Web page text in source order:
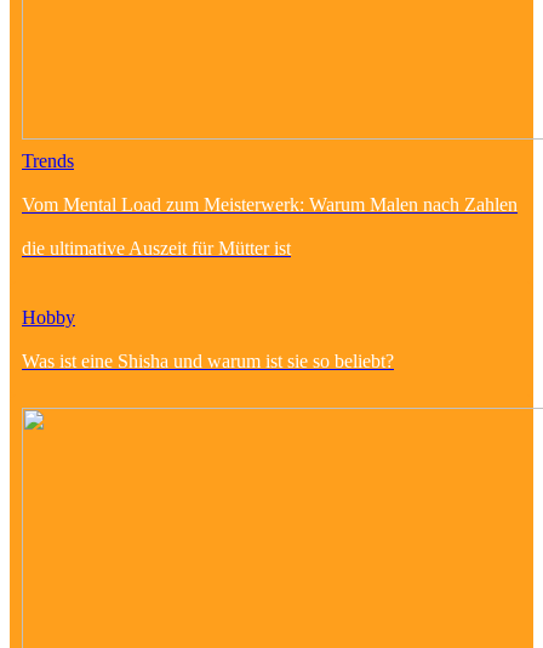
Trends
Vom Mental Load zum Meisterwerk: Warum Malen nach Zahlen
die ultimative Auszeit für Mütter ist
Hobby
Was ist eine Shisha und warum ist sie so beliebt?